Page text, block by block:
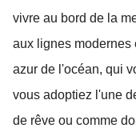
vivre au bord de la
aux lignes modernes
azur de l'océan, qui
vous adoptiez l'une
de rêve ou comme